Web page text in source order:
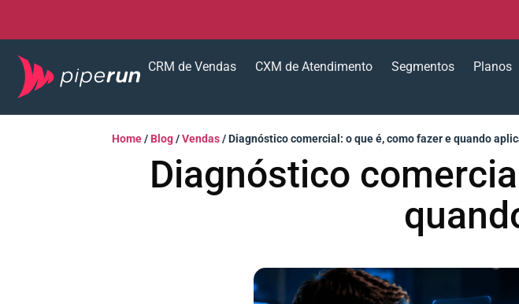
CRM de Vendas CXM de Atendimento Segmentos Planos
Home/ Blog/Vendas/Diagnóstico comercial: o que é, como fazer e quando
Diagnóstico